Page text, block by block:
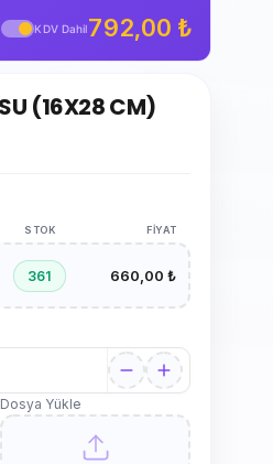
KDV Dahil792,00 ₺
(16X28 CM)
STOK FIYAT
361 660,00 ₺
Dosya Yükle